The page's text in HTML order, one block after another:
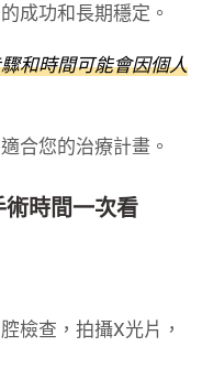
成功和長期穩定。
和時間可能會因個人
合您的治療計畫。
時間一次看
檢查，拍攝X光片，